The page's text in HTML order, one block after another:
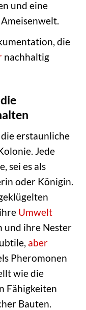
und eine
die
nachhaltig
erstaunliche
Jede
sei es als
oder Königin.
Umwelt
und ihre Nester
aber
Pheromonen
wie die
Fähigkeiten
Bauten.